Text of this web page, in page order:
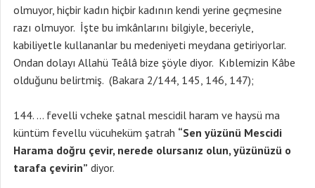
olmuyor, hiçbir kadın hiçbir kadının kendi yerine geçmesine
razı olmuyor. İşte bu imkânlarını bilgiyle, beceriyle,
kabiliyetle kullananlar bu medeniyeti meydana getiriyorlar.
Ondan dolayı Allahü Teâlâ bize şöyle diyor. Kıblemizin Kâbe
olduğunu belirtmiş. (Bakara 2/144, 145, 146, 147);
… fevelli vcheke şatnal mescidil haram ve haysü ma
küntüm fevellu vücuheküm şatrah “Sen yüzünü Mescidi
Harama doğru çevir, nerede olursanız olun, yüzünüzü o
tarafa çevirin” diyor.